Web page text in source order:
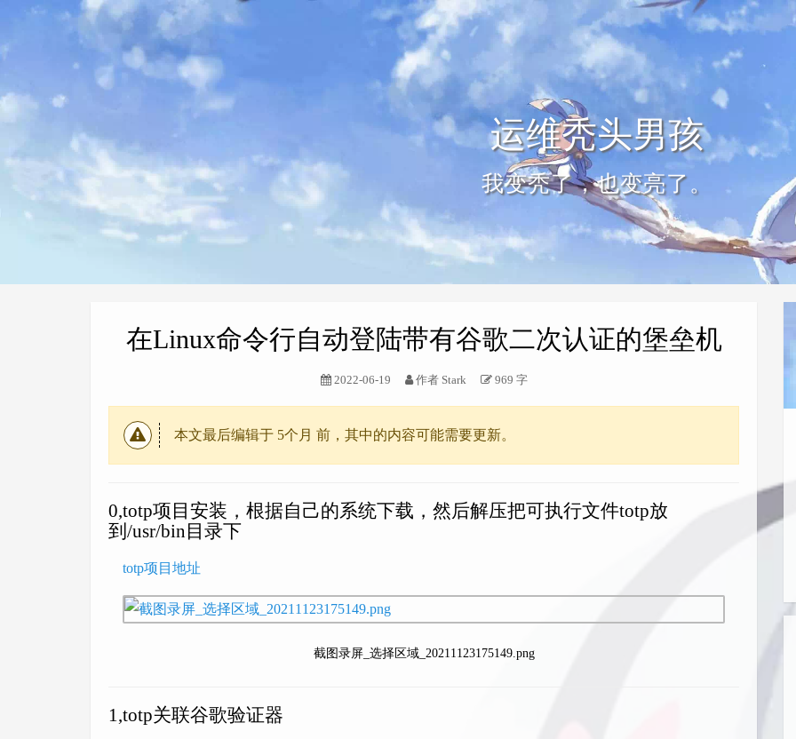
运维秃头男孩
我变秃了，也变亮了。
在Linux命令行自动登陆带有谷歌二次认证的堡垒机
2022-06-19 作者 Stark 969 字
本文最后编辑于 5个月 前，其中的内容可能需要更新。
0,totp项目安装，根据自己的系统下载，然后解压把可执行文件totp放
到/usr/bin目录下
totp项目地址
截图录屏_选择区域_20211123175149.png
1,totp关联谷歌验证器